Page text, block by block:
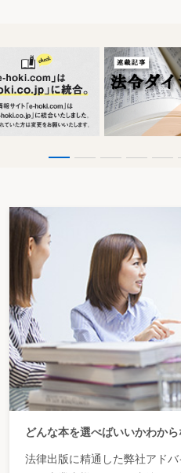
どんな本を選べばいいかわか
法律出版に精通した弊社アド